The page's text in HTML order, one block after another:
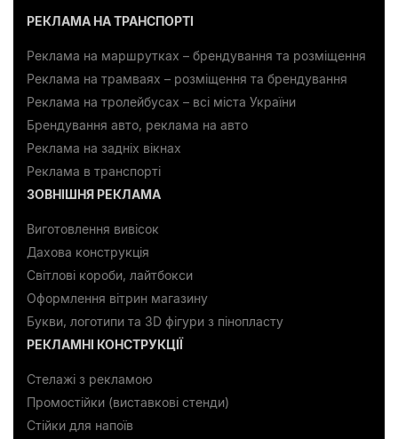
РЕКЛАМА НА ТРАНСПОРТІ
Реклама на маршрутках – брендування та розміщення
Реклама на трамваях – розміщення та брендування
Реклама на тролейбусах – всі міста України
Брендування авто, реклама на авто
Реклама на задніх вікнах
Реклама в транспорті
ЗОВНІШНЯ РЕКЛАМА
Виготовлення вивісок
Дахова конструкція
Світлові короби, лайтбокси
Оформлення вітрин магазину
Букви, логотипи та 3D фігури з пінопласту
РЕКЛАМНІ КОНСТРУКЦІЇ
Стелажі з рекламою
Промостійки (виставкові стенди)
Стійки для напоїв